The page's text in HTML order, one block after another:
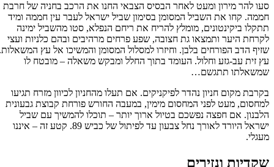
סעו להר מירון ומעט לאחר הבסיס הצבאי החנו את הרכב בחניה של חרבת
חממה. קחו את השביל המסומן בסימון שביל ישראל לעבר עין חממה ומיד
תתקלו ביקינטונים, מומלץ להריח את ריחם הנפלא, סטו מהשביל ימינה
לקרחת היער ותמצאו גת חצובה, שפע פרחים מרהיבים ובהם כלניות ועצי
שזיף הדב הפורחים בלבן. וחיזרו למסלול המסומן והמשיכו אל עץ המשאלות.
עץ זית עב-גזע וחלול. העומד בתוך החלל ומבקש משאלה – מובטח לו
שמשאלתו תתגשם…
בקרבת מקום חניון נהדר לפיקניקים. אם תעלו מהחניון לכיוון מזרח תגיעו
למחסום, מעט לפני המחסום מימין, במעבה החורש פורחת קבוצת גבעונית
הלבנון. אם חפצה נפשכם בטיול ארוך יותר – תוכלו להמשיך עם שביל
ישראל היורד לאורך נחל צבעון עד לפיתול של כביש 89. קטע זה – איננו
מעגלי.
שקדיות ונזירים